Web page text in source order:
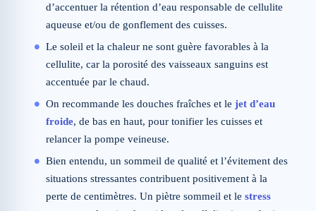
d’accentuer la rétention d’eau responsable de cellulite
aqueuse et/ou de gonflement des cuisses.
Le soleil et la chaleur ne sont guère favorables à la
cellulite, car la porosité des vaisseaux sanguins est
accentuée par le chaud.
On recommande les douches fraîches et le jet d’eau
froide, de bas en haut, pour tonifier les cuisses et
relancer la pompe veineuse.
Bien entendu, un sommeil de qualité et l’évitement des
situations stressantes contribuent positivement à la
perte de centimètres. Un piètre sommeil et le stress